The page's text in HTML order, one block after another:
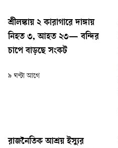
শ্রীলঙ্কায় ২ কারাগারে দাঙ্গায়
নিহত ৩, আহত ২৩— বন্দির
চাপে বাড়ছে সংকট
৯ ঘণ্টা আগে
রাজনৈতিক আশ্রয় ইস্যুর